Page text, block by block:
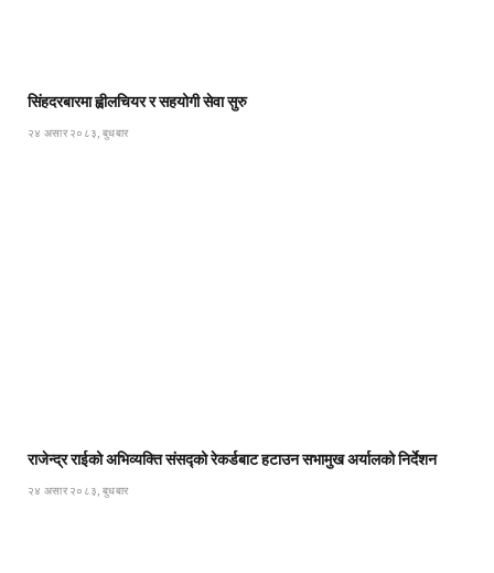
सिंहदरबारमा ह्वीलचियर र सहयोगी सेवा सुरु
२४ असार २०८३, बुधबार
राजेन्द्र राईको अभिव्यक्ति संसद्को रेकर्डबाट हटाउन सभामुख अर्यालको निर्देशन
२४ असार २०८३, बुधबार